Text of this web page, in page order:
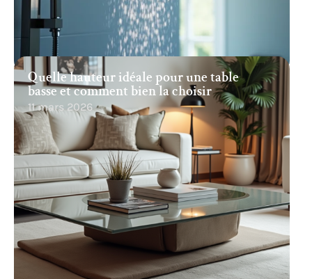
Quelle hauteur idéale pour une table
basse et comment bien la choisir
11 mars 2026